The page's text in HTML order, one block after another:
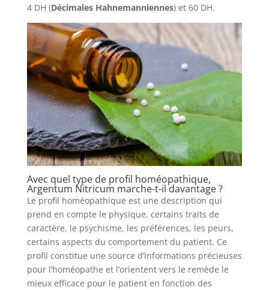
4 DH (Décimales Hahnemanniennes) et 60 DH.
Avec quel type de profil homéopathique,
Argentum Nitricum marche-t-il davantage ?
Le profil homéopathique est une description qui
prend en compte le physique, certains traits de
caractère, le psychisme, les préférences, les peurs,
certains aspects du comportement du patient. Ce
profil constitue une source d’informations précieuses
pour l’homéopathe et l’orientent vers le remède le
mieux efficace pour le patient en fonction des